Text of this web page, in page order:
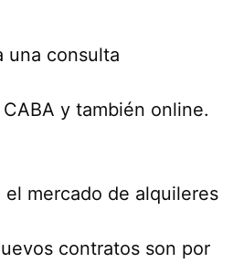
una consulta
y también online.
el mercado de alquileres
contratos son por